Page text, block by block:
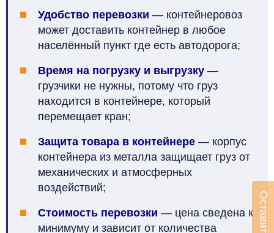
Удобство перевозки — контейнеровоз
может доставить контейнер в любое
населённый пункт где есть автодорога;
Время на погрузку и выгрузку —
грузчики не нужны, потому что груз
находится в контейнере, который
перемещает кран;
Защита товара в контейнере — корпус
контейнера из металла защищает груз от
механических и атмосферных
воздействий;
Стоимость перевозки — цена сведена к
минимуму и зависит от количества